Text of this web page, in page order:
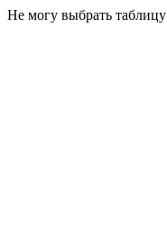
Не могу выбрать таблицу